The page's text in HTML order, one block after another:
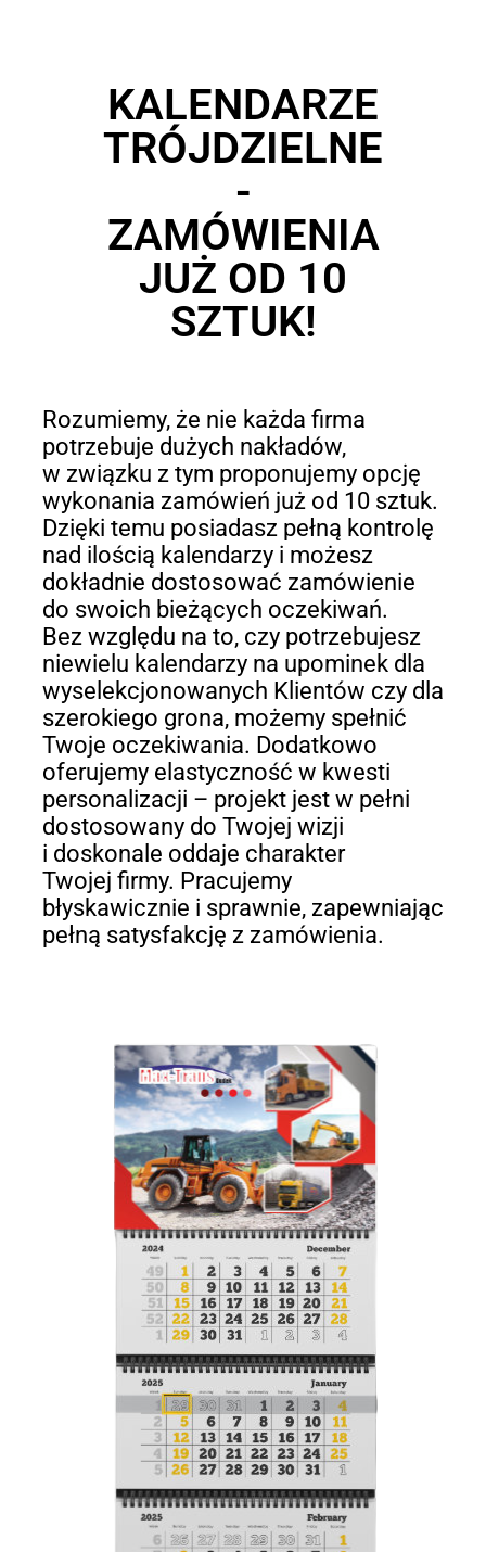
KALENDARZE
TRÓJDZIELNE
-
ZAMÓWIENIA
JUŻ OD 10
SZTUK!
Rozumiemy, że nie każda firma
potrzebuje dużych nakładów,
w związku z tym proponujemy opcję
wykonania zamówień już od 10 sztuk.
Dzięki temu posiadasz pełną kontrolę
nad ilością kalendarzy i możesz
dokładnie dostosować zamówienie
do swoich bieżących oczekiwań.
Bez względu na to, czy potrzebujesz
niewielu kalendarzy na upominek dla
wyselekcjonowanych Klientów czy dla
szerokiego grona, możemy spełnić
Twoje oczekiwania. Dodatkowo
oferujemy elastyczność w kwesti
personalizacji – projekt jest w pełni
dostosowany do Twojej wizji
i doskonale oddaje charakter
Twojej firmy. Pracujemy
błyskawicznie i sprawnie, zapewniając
pełną satysfakcję z zamówienia.